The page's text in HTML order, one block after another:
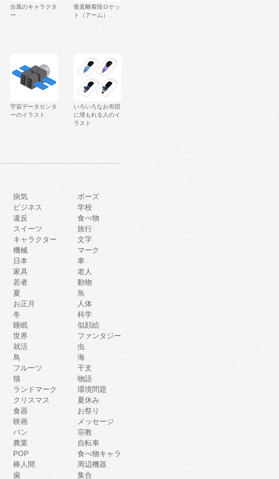
台風のキャラクタ
ー
垂直離着陸ロケッ
ト（アーム）
宇宙データセンタ
ーのイラスト
いろいろなお布団
に埋もれる人のイ
ラスト
病気
ポーズ
ビジネス
学校
違反
食べ物
スイーツ
旅行
キャラクター
文字
機械
マーク
日本
車
家具
老人
若者
動物
夏
魚
お正月
人体
冬
科学
睡眠
似顔絵
世界
ファンタジー
就活
虫
鳥
海
フルーツ
干支
猫
物語
ランドマーク
環境問題
クリスマス
夏休み
食器
お祭り
映画
メッセージ
パン
宗教
農業
自転車
POP
食べ物キャラ
棒人間
周辺機器
歯 集合